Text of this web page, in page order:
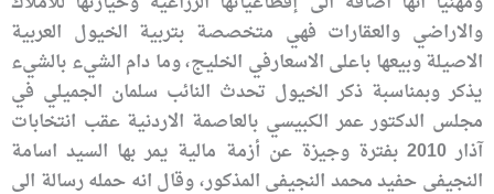
والاراضي والعقارات فهي متخصصة بتربية الخيول العربية
الاصيلة وبيعها باعلى الاسعارفي الخليج، وما دام الشيء بالشيء
يذكر وبمناسبة ذكر الخيول تحدث النائب سلمان الجميلي في
مجلس الدكتور عمر الكبيسي بالعاصمة الاردنية عقب انتخابات
آذار 2010 بفترة وجيزة عن أزمة مالية يمر بها السيد اسامة
النجيفي حفيد محمد النجيفي المذكور، وقال انه حمله رسالة الى